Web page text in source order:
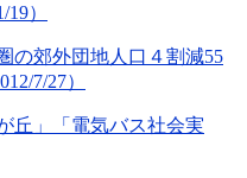
）
の郊外団地人口４割減55
7/27）
丘」「電気バス社会実